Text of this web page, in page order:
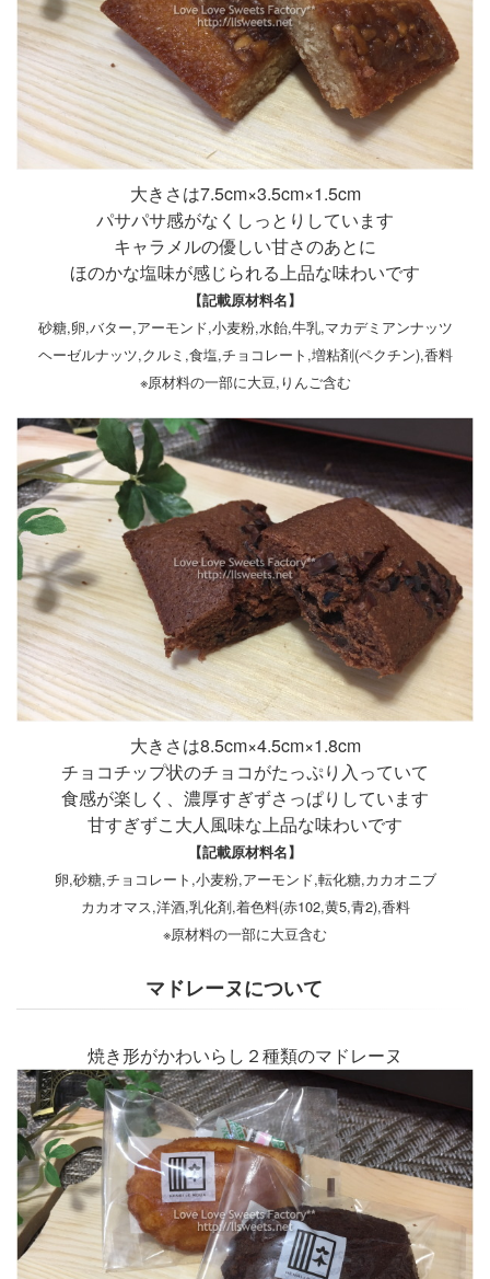
大きさは7.5cm×3.5cm×1.5cm
パサパサ感がなくしっとりしています
キャラメルの優しい甘さのあとに
ほのかな塩味が感じられる上品な味わいです
【記載原材料名】
砂糖,卵,バター,アーモンド,小麦粉,水飴,牛乳,マカデミアンナッツ
ヘーゼルナッツ,クルミ,食塩,チョコレート,増粘剤(ペクチン),香料
※原材料の一部に大豆,りんご含む
大きさは8.5cm×4.5cm×1.8cm
チョコチップ状のチョコがたっぷり入っていて
食感が楽しく、濃厚すぎずさっぱりしています
甘すぎずこ大人風味な上品な味わいです
【記載原材料名】
卵,砂糖,チョコレート,小麦粉,アーモンド,転化糖,カカオニブ
カカオマス,洋酒,乳化剤,着色料(赤102,黄5,青2),香料
※原材料の一部に大豆含む
マドレーヌについて
焼き形がかわいらし２種類のマドレーヌ